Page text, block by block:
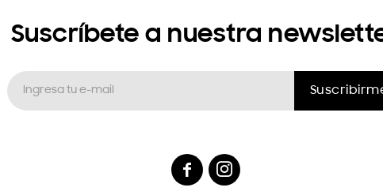
Suscríbete a nuestra
 